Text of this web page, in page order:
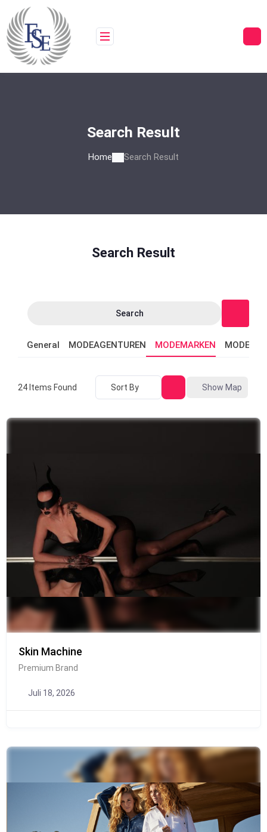
content
Search Result
Home Search Result
Search Result
Search
General MODEAGENTUREN MODEMARKEN
24 Items Found Sort By Show Map
Skin Machine
Premium Brand
Juli 18, 2026